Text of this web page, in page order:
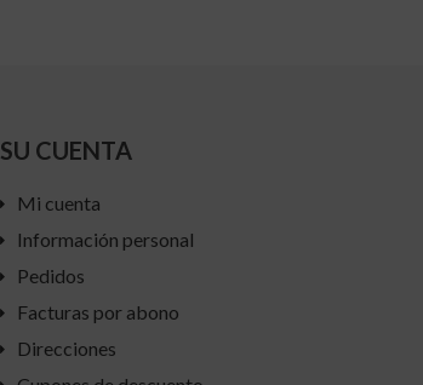
SU CUENTA
Mi cuenta
Información personal
Pedidos
Facturas por abono
Direcciones